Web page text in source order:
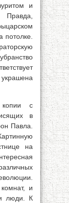
и
Правда,
потолке.
копии с
в
Павла.
на
и
люди. К